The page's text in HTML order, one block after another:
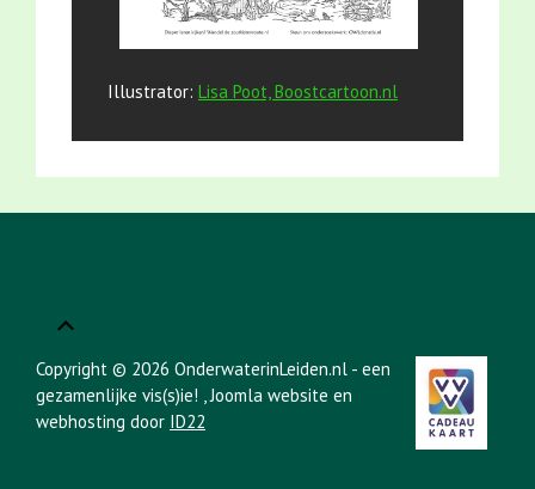
Illustrator: Lisa Poot, Boostcartoon.nl
Copyright © 2026 OnderwaterinLeiden.nl - een
gezamenlijke vis(s)ie! , Joomla website en
webhosting door ID22